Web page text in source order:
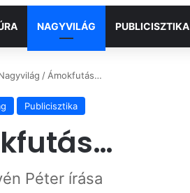
NAGYVILÁG PUBLICISZTIKA
/ Ámokfutás…
Publicisztika
Péter írása